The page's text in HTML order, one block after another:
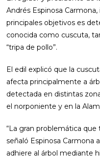
Andrés Espinosa
principales objetivos es
conocida como cuscuta,
“tripa de pollo”.
El edil explicó que la
afecta principalmente a
detectada en distintas
el norponiente y en la
“La gran problemática
señaló Espinosa Carmona
adhiere al árbol mediante